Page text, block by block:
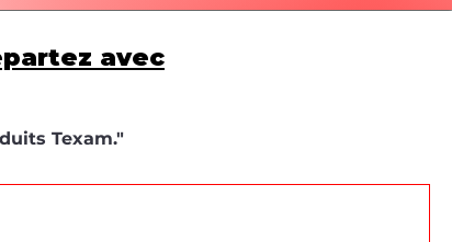
avec
Texam."